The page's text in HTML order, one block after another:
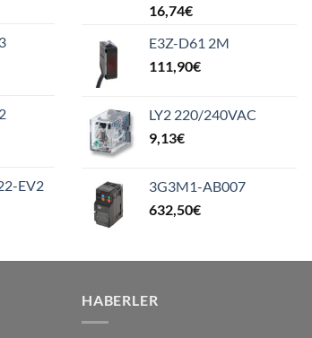
EV2
16,74€
E3Z-D61 2M
111,90€
LY2 220/240VAC
9,13€
3G3M1-AB007
632,50€
HABERLER